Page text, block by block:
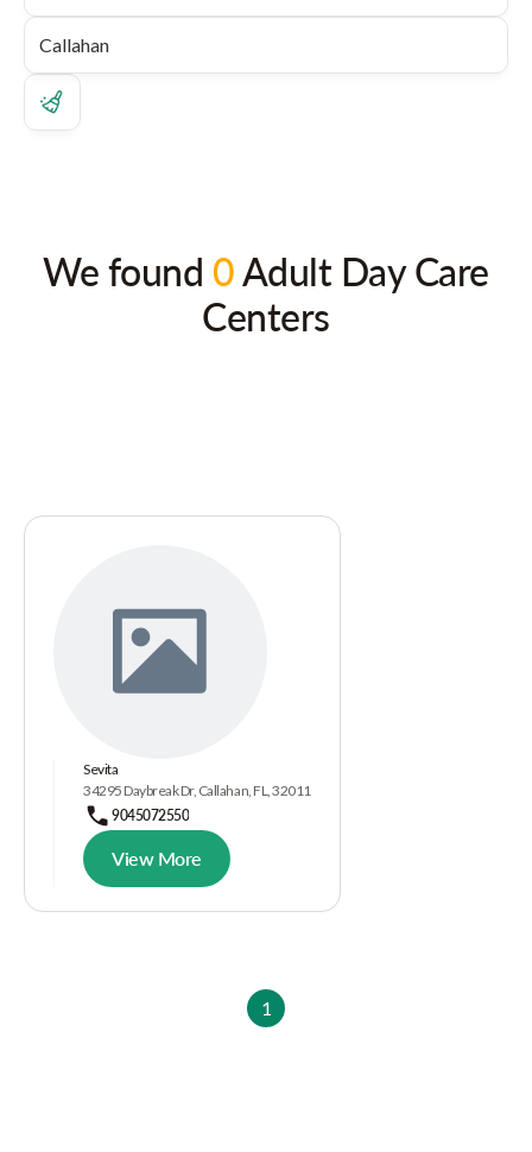
We found 0Adult Day Care
Centers
Sevita
34295 Daybreak Dr, Callahan, FL, 32011
9045072550
View More
1